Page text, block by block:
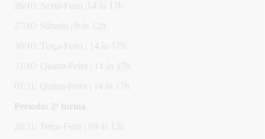
26/10: Sexta-Feira |14 às 17h
27/10: Sábado | 9 às 12h
30/10: Terça-Feira | 14 às 17h
31/10: Quarta-Feira | 14 às 17h
01/11: Quinta-Feira | 14 às 17h
Período: 2ª turma
20/11: Terça-Feira | 09 às 12h